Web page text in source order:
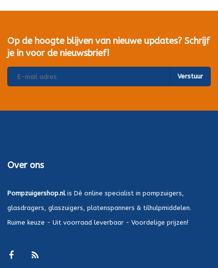
Op de hoogte blijven van nieuwe updates? Schrijf
je in voor de nieuwsbrief!
Verstuur
Over ons
Pompzuigershop.nlis Dé online specialist in pompzuigers,
glasdragers, glaszuigers, platenspanners & tilhulpmiddelen.
Ruime keuze - Uit voorraad leverbaar - Voordelige prijzen!